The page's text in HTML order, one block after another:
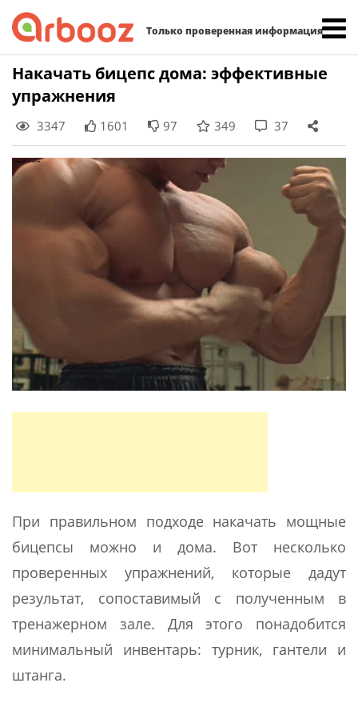
Только проверенная информация
Skip
content
Накачать бицепс дома: эффективные
упражнения
3347 1601 97 349 37
При правильном подходе накачать мощные
бицепсы можно и дома. Вот несколько
проверенных упражнений, которые дадут
результат, сопоставимый с полученным в
тренажерном зале. Для этого понадобится
минимальный инвентарь: турник, гантели и
штанга.
Найти: